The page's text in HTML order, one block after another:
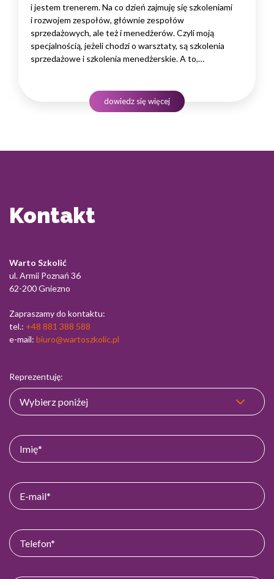
i jestem trenerem. Na co dzień zajmuję się szkoleniami
i rozwojem zespołów, głównie zespołów
sprzedażowych, ale też i menedżerów. Czyli moją
specjalnością, jeżeli chodzi o warsztaty, są szkolenia
sprzedażowe i szkolenia menedżerskie. A to,
na co dzień, na co dzień w pracy. To jest obszar związany
z planowaniem, wyznaczaniem sobie zadań, celów.…
dowiedz się więcej
Kontakt
Warto Szkolić
ul. Armii Poznań 36
62-200 Gniezno
Zapraszamy do kontaktu:
tel.: +48 881 388 588
e-mail: biuro@wartoszkolic.pl
Reprezentuję: